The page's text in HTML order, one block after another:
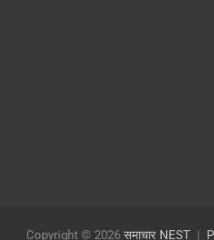
Copyright © 2026 समाचार NEST